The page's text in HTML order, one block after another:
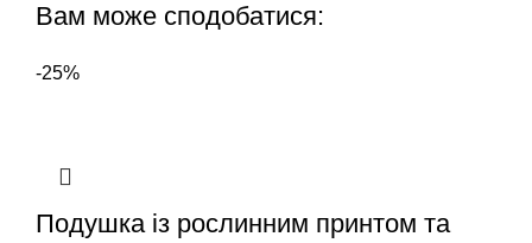
Вам може сподобатися:
-25%
Подушка із рослинним принтом та